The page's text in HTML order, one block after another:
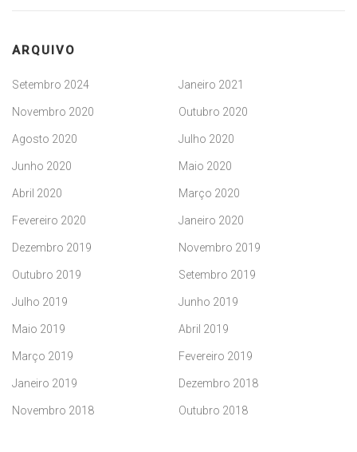
ARQUIVO
Setembro 2024 Janeiro 2021
Novembro 2020 Outubro 2020
Agosto 2020 Julho 2020
Junho 2020 Maio 2020
Abril 2020 Março 2020
Fevereiro 2020 Janeiro 2020
Dezembro 2019 Novembro 2019
Outubro 2019 Setembro 2019
Julho 2019 Junho 2019
Maio 2019 Abril 2019
Março 2019 Fevereiro 2019
Janeiro 2019 Dezembro 2018
Novembro 2018 Outubro 2018